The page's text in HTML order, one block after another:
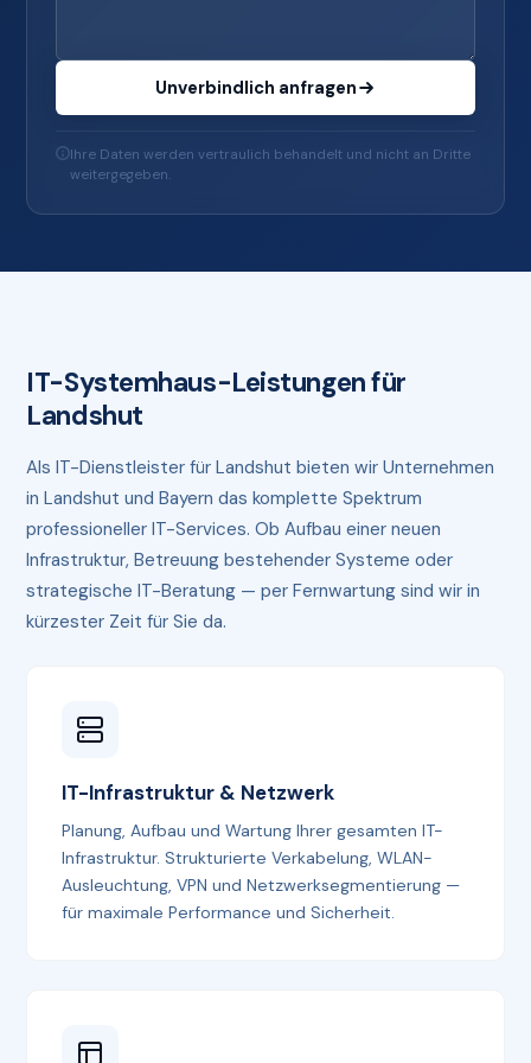
Unverbindlich anfragen
Ihre Daten werden vertraulich behandelt und nicht an Dritte
weitergegeben.
IT-Systemhaus-Leistungen für
Landshut
Als IT-Dienstleister für Landshut bieten wir Unternehmen
in Landshut und Bayern das komplette Spektrum
professioneller IT-Services. Ob Aufbau einer neuen
Infrastruktur, Betreuung bestehender Systeme oder
strategische IT-Beratung — per Fernwartung sind wir in
kürzester Zeit für Sie da.
IT-Infrastruktur & Netzwerk
Planung, Aufbau und Wartung Ihrer gesamten IT-
Infrastruktur. Strukturierte Verkabelung, WLAN-
Ausleuchtung, VPN und Netzwerksegmentierung —
für maximale Performance und Sicherheit.